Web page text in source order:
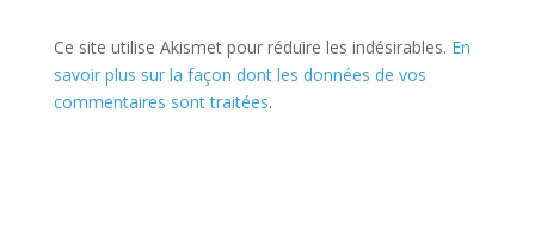
Ce site utilise Akismet pour réduire les indésirables. En
savoir plus sur la façon dont les données de vos
commentaires sont traitées.